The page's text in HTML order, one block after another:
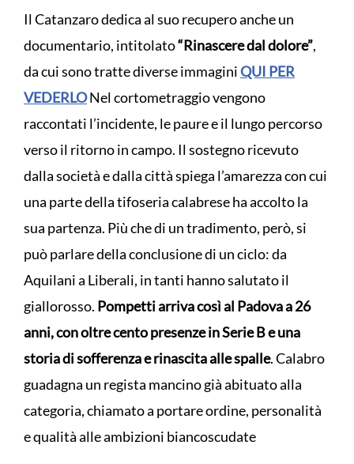
Il Catanzaro dedica al suo recupero anche un
documentario, intitolato“Rinascere dal dolore”,
da cui sono tratte diverse immaginiQUI PER
VEDERLONel cortometraggio vengono
raccontati l’incidente, le paure e il lungo percorso
verso il ritorno in campo. Il sostegno ricevuto
dalla società e dalla città spiega l’amarezza con cui
una parte della tifoseria calabrese ha accolto la
sua partenza. Più che di un tradimento, però, si
può parlare della conclusione di un ciclo: da
Aquilani a Liberali, in tanti hanno salutato il
giallorosso. Pompetti arriva così al Padova a 26
anni, con oltre cento presenze in Serie B e una
storia di sofferenza e rinascita alle spalle. Calabro
guadagna un regista mancino già abituato alla
categoria, chiamato a portare ordine, personalità
e qualità alle ambizioni biancoscudate